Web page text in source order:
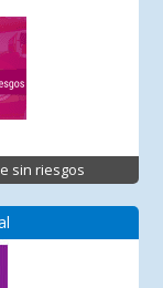
sin riesgos